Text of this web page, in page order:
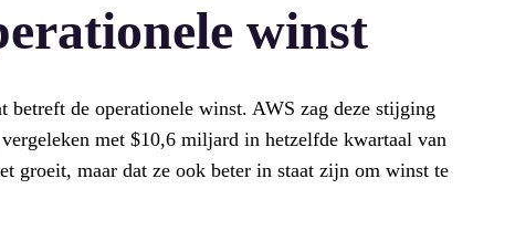
winst
betreft de operationele winst. AWS zag deze stijging
met $10,6 miljard in hetzelfde kwartaal van
groeit, maar dat ze ook beter in staat zijn om winst te